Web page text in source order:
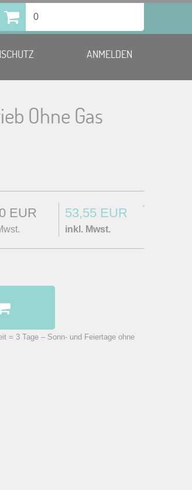
0
ANMELDEN
Ohne Gas
EUR 53,55 EUR *
inkl. Mwst.
= 3 Tage – Sonn- und Feiertage ohne